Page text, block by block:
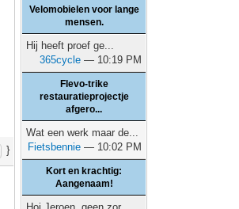
}
Velomobielen voor lange
mensen.
Hij heeft proef ge...
365cycle — 10:19 PM
Flevo-trike
restauratieprojectje
afgero...
Wat een werk maar de...
Fietsbennie — 10:02 PM
Kort en krachtig:
Aangenaam!